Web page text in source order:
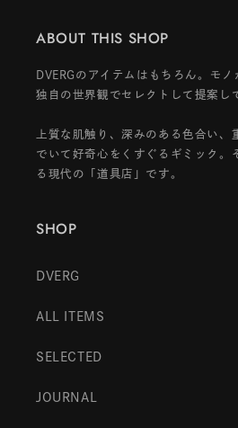
ABOUT THIS SHOP
DVERGのアイテムはもちろん。モ
独自の世界観でセレクトして提案し
上質な肌触り、深みのある色合い、
でいて好奇心をくすぐるギミック。
る現代の「道具店」です。
SHOP
DVERG
ALL ITEMS
SELECTED
JOURNAL